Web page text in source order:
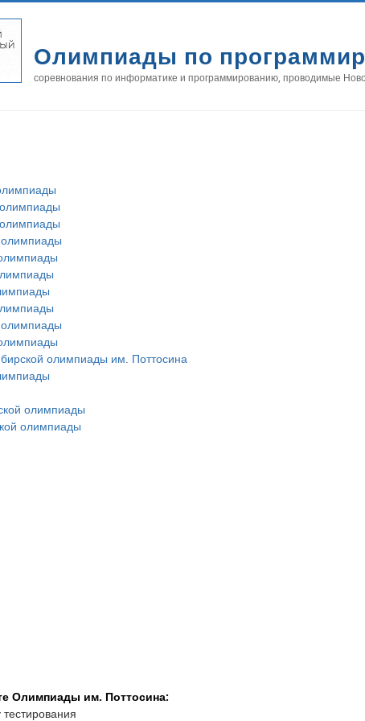
Олимпиады по
соревнования по информатике и программированию, проводимые
олимпиады им. Поттосина
олимпиады
олимпиады
Олимпиады им. Поттосина: